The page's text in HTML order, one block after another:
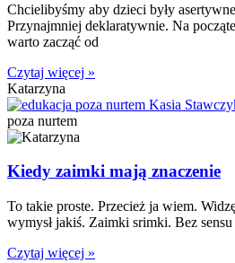
Chcielibyśmy aby dzieci były
Przynajmniej deklaratywnie. Na
warto zacząć od
Czytaj więcej »
Katarzyna
poza nurtem
Kiedy zaimki mają znaczenie
To takie proste. Przecież ja wiem.
wymysł jakiś. Zaimki srimki. Bez sensu
Czytaj więcej »